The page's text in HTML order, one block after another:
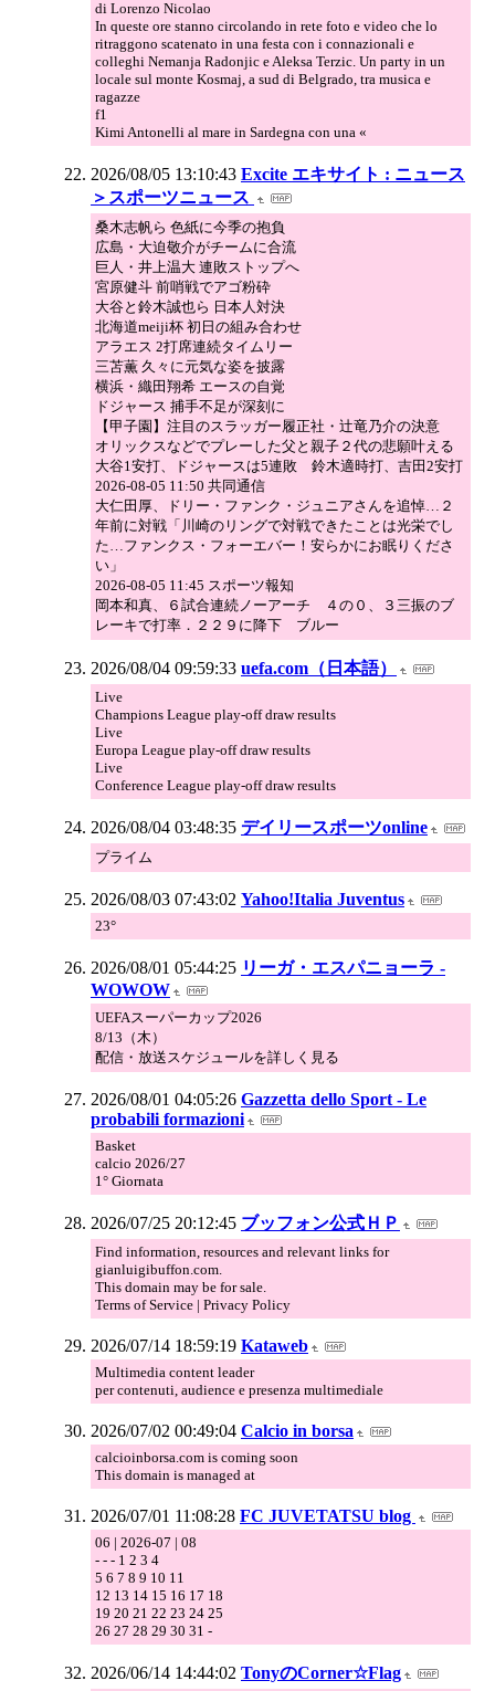
di Lorenzo Nicolao
In queste ore stanno circolando in rete foto e video che lo
ritraggono scatenato in una festa con i connazionali e
colleghi Nemanja Radonjic e Aleksa Terzic. Un party in un
locale sul monte Kosmaj, a sud di Belgrado, tra musica e
ragazze
f1
Kimi Antonelli al mare in Sardegna con una «
2026/08/05 13:10:43 Excite エキサイト : ニュース
＞スポーツニュース
桑木志帆ら 色紙に今季の抱負
広島・大迫敬介がチームに合流
巨人・井上温大 連敗ストップへ
宮原健斗 前哨戦でアゴ粉砕
大谷と鈴木誠也ら 日本人対決
北海道meiji杯 初日の組み合わせ
アラエス 2打席連続タイムリー
三苫薫 久々に元気な姿を披露
横浜・織田翔希 エースの自覚
ドジャース 捕手不足が深刻に
【甲子園】注目のスラッガー履正社・辻竜乃介の決意
オリックスなどでプレーした父と親子２代の悲願叶える
大谷1安打、ドジャースは5連敗 鈴木適時打、吉田2安打
2026-08-05 11:50 共同通信
大仁田厚、ドリー・ファンク・ジュニアさんを追悼…２
年前に対戦「川崎のリングで対戦できたことは光栄でし
た…ファンクス・フォーエバー！安らかにお眠りくださ
い」
2026-08-05 11:45 スポーツ報知
岡本和真、６試合連続ノーアーチ ４の０、３三振のブ
レーキで打率．２２９に降下 ブルー
2026/08/04 09:59:33 uefa.com（日本語）
Live
Champions League play-off draw results
Live
Europa League play-off draw results
Live
Conference League play-off draw results
2026/08/04 03:48:35 デイリースポーツonline
プライム
2026/08/03 07:43:02 Yahoo!Italia Juventus
23°
2026/08/01 05:44:25 リーガ・エスパニョーラ -
WOWOW
UEFAスーパーカップ2026
8/13（木）
配信・放送スケジュールを詳しく見る
2026/08/01 04:05:26 Gazzetta dello Sport - Le
probabili formazioni
Basket
calcio 2026/27
1° Giornata
2026/07/25 20:12:45 ブッフォン公式ＨＰ
Find information, resources and relevant links for
gianluigibuffon.com.
This domain may be for sale.
Terms of Service | Privacy Policy
2026/07/14 18:59:19 Kataweb
Multimedia content leader
per contenuti, audience e presenza multimediale
2026/07/02 00:49:04 Calcio in borsa
calcioinborsa.com is coming soon
This domain is managed at
2026/07/01 11:08:28 FC JUVETATSU blog
06 | 2026-07 | 08
- - - 1 2 3 4
5 6 7 8 9 10 11
12 13 14 15 16 17 18
19 20 21 22 23 24 25
26 27 28 29 30 31 -
2026/06/14 14:44:02 TonyのCorner☆Flag